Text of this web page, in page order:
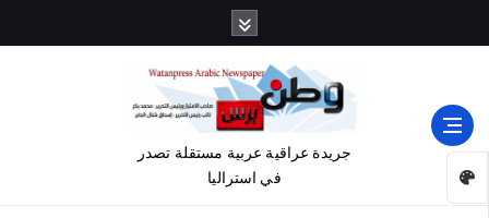
جريدة عراقية عربية مستقلة تصدر
في استراليا